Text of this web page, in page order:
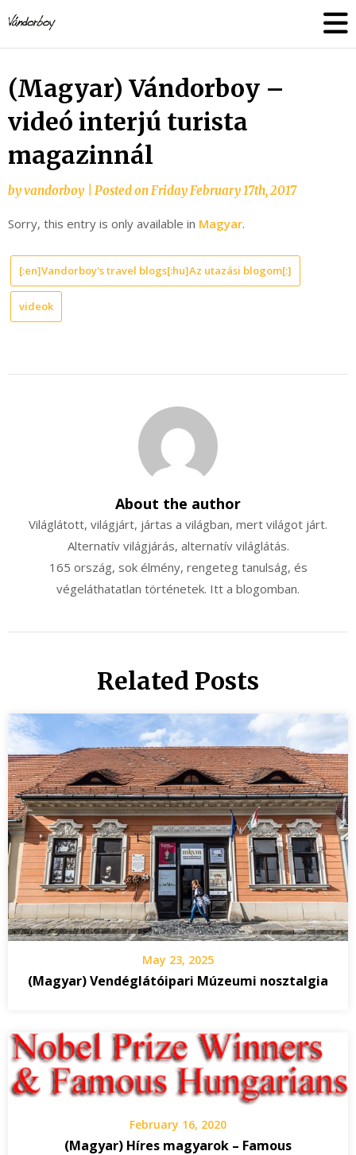
to
content
(Magyar) Vándorboy –
videó interjú turista
magazinnál
byvandorboy Posted onFriday February 17th, 2017
Sorry, this entry is only available in Magyar.
[:en]Vandorboy's travel blogs[:hu]Az utazási blogom[:]
videok
About the author
Világlátott, világjárt, jártas a világban, mert világot járt.
Alternatív világjárás, alternatív világlátás.
165 ország, sok élmény, rengeteg tanulság, és
végeláthatatlan történetek. Itt a blogomban.
Related Posts
May 23, 2025
(Magyar) Vendéglátóipari Múzeumi nosztalgia
February 16, 2020
(Magyar) Híres magyarok – Famous